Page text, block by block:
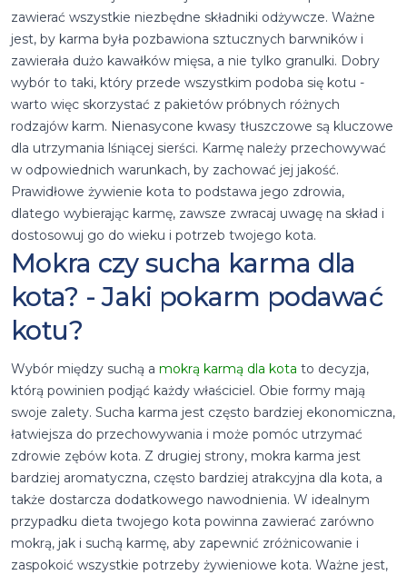
zawierać wszystkie niezbędne składniki odżywcze. Ważne
jest, by karma była pozbawiona sztucznych barwników i
zawierała dużo kawałków mięsa, a nie tylko granulki. Dobry
wybór to taki, który przede wszystkim podoba się kotu -
warto więc skorzystać z pakietów próbnych różnych
rodzajów karm. Nienasycone kwasy tłuszczowe są kluczowe
dla utrzymania lśniącej sierści. Karmę należy przechowywać
w odpowiednich warunkach, by zachować jej jakość.
Prawidłowe żywienie kota to podstawa jego zdrowia,
dlatego wybierając karmę, zawsze zwracaj uwagę na skład i
dostosowuj go do wieku i potrzeb twojego kota.
Mokra czy sucha karma dla
kota? - Jaki pokarm podawać
kotu?
Wybór między suchą a mokrą karmą dla kota to decyzja,
którą powinien podjąć każdy właściciel. Obie formy mają
swoje zalety. Sucha karma jest często bardziej ekonomiczna,
łatwiejsza do przechowywania i może pomóc utrzymać
zdrowie zębów kota. Z drugiej strony, mokra karma jest
bardziej aromatyczna, często bardziej atrakcyjna dla kota, a
także dostarcza dodatkowego nawodnienia. W idealnym
przypadku dieta twojego kota powinna zawierać zarówno
mokrą, jak i suchą karmę, aby zapewnić zróżnicowanie i
zaspokoić wszystkie potrzeby żywieniowe kota. Ważne jest,